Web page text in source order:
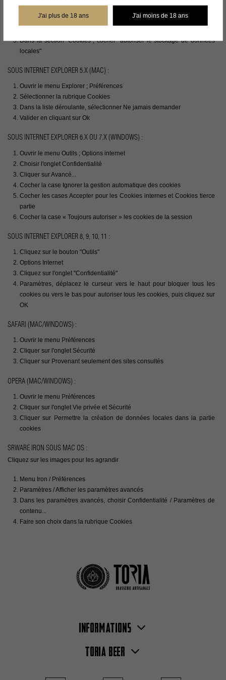
J'ai plus de 18 ans J'ai moins de 18 ans
Dans la section "Confidentialité", cliquez sur le bouton Paramètres de
Dans la section "Cookies", cocher "autoriser le stockage de données
locales"
SOUS INTERNET EXPLORER 5.X (MAC) :
Ouvrir le menu Explorer ; Préférences
Sélectionner la rubrique Cookies
Dans la liste déroulante, sélectionner Ne jamais demander
Valider en cliquant sur Ok
SOUS INTERNET EXPLORER 6.X OU 7.X (WINDOWS) :
Ouvrir le menu Outils ; Options internet
Choisir l'onglet Confidentialité
Cliquer sur Avancé...
Cocher la case Ignorer la gestion automatique des cookies
Cocher les cases Accepter pour les Cookies internes et Cookies tierce
partie
Cocher la case « Toujours autoriser » les cookies de la session
SOUS INTERNET EXPLORER 8, 9, 10, 11 :
Cliquez sur le bouton "Outils"
Options Internet
Cliquez sur l'onglet "Confidentialité"
Paramètres, déplacez le curseur vers le haut pour bloquer tous les
cookies ou vers le bas pour autoriser tous les cookies, puis cliquez sur
OK
SAFARI (MAC/WINDOWS) :
Ouvrir le menu Préférences
Cliquer sur l'onglet Sécurité
Cliquer sur Provenant seulement des sites consultés
OPERA (MAC/WINDOWS) :
Ouvrir le menu Préférences
Cliquer sur l'onglet Vie privée et Sécurité
Cliquer sur Permettre la création de données locales dans la partie
cookies
SRWARE IRON SOUS MAC OS :
Cliquez sur les images pour les agrandir
Menu Iron / Préférences
Paramètres / Afficher les paramètres avancés
Dans les paramètres avancés, choisir Confidentialité / Paramètres de
contenu...
Faire son choix dans la rubrique Cookies
Informations
Toria Beer